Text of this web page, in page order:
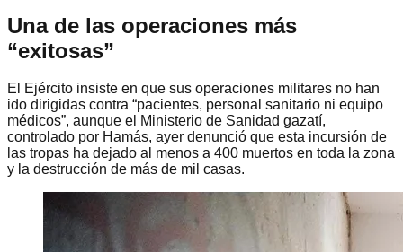
Una de las operaciones más
“exitosas”
El Ejército insiste en que sus operaciones militares no han
ido dirigidas contra “pacientes, personal sanitario ni equipo
médicos”, aunque el Ministerio de Sanidad gazatí,
controlado por Hamás, ayer denunció que esta incursión de
las tropas ha dejado al menos a 400 muertos en toda la zona
y la destrucción de más de mil casas.